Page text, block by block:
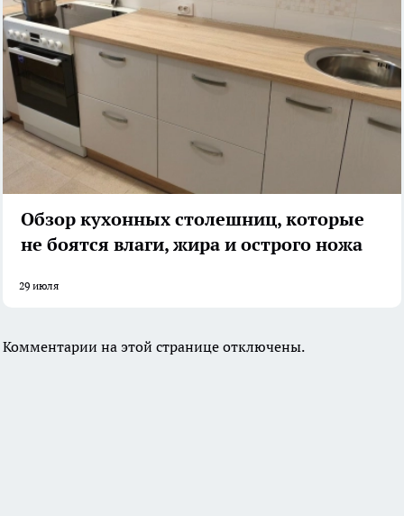
Обзор кухонных столешниц, которые
не боятся влаги, жира и острого ножа
29 июля
Комментарии на этой странице отключены.